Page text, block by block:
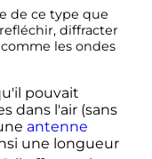
de ce type que
diffracter
les ondes
pouvait
dans l'air (sans
antenne
une longueur